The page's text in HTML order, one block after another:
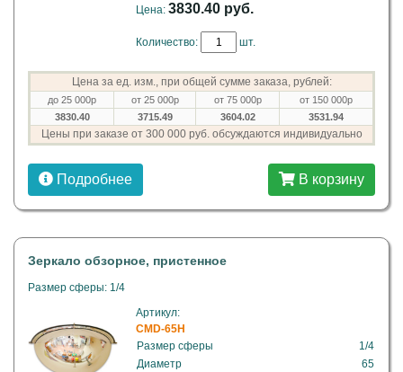
Цена: 3830.40 руб.
Количество: шт.
Цена за ед. изм., при общей сумме заказа, рублей:
до 25 000р от 25 000р от 75 000р
от 150 000р
3830.40
3715.49 3604.02 3531.94
Цены при заказе от 300 000 руб. обсуждаются индивидуально
Подробнее В корзину
Зеркало обзорное, пристенное
Размер сферы: 1/4
Артикул:
CMD-65H
Размер сферы
1/4
Диаметр
65